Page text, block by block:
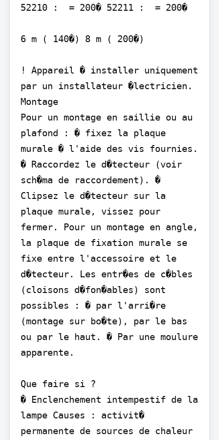
52210 :  = 200� 52211 :  = 200�
6 m ( 140�) 8 m ( 200�)
! Appareil � installer uniquement
par un installateur �lectricien.
Montage
Pour un montage en saillie ou au
plafond : � fixez la plaque
murale � l'aide des vis fournies.
� Raccordez le d�tecteur (voir
sch�ma de raccordement). �
Clipsez le d�tecteur sur la
plaque murale, vissez pour
fermer. Pour un montage en angle,
la plaque de fixation murale se
fixe entre l'accessoire et le
d�tecteur. Les entr�es de c�bles
(cloisons d�fon�ables) sont
possibles : � par l'arri�re
(montage sur bo�te), par le bas
ou par le haut. � Par une moulure
apparente.
Que faire si ?
� Enclenchement intempestif de la
lampe Causes : activit�
permanente de sources de chaleur